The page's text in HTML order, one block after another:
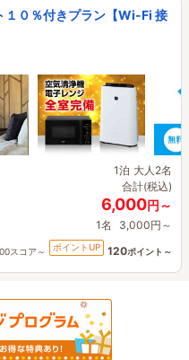
１０％付きプラン【Wi-Fi 接
1泊 大人2名
合計(税込)
6,000円～
1名 3,000円～
スコア～ ポイントUP 120ポイント～